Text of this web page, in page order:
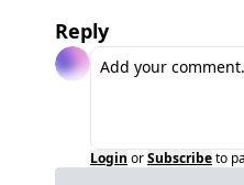
Reply
Login orSubscribeto